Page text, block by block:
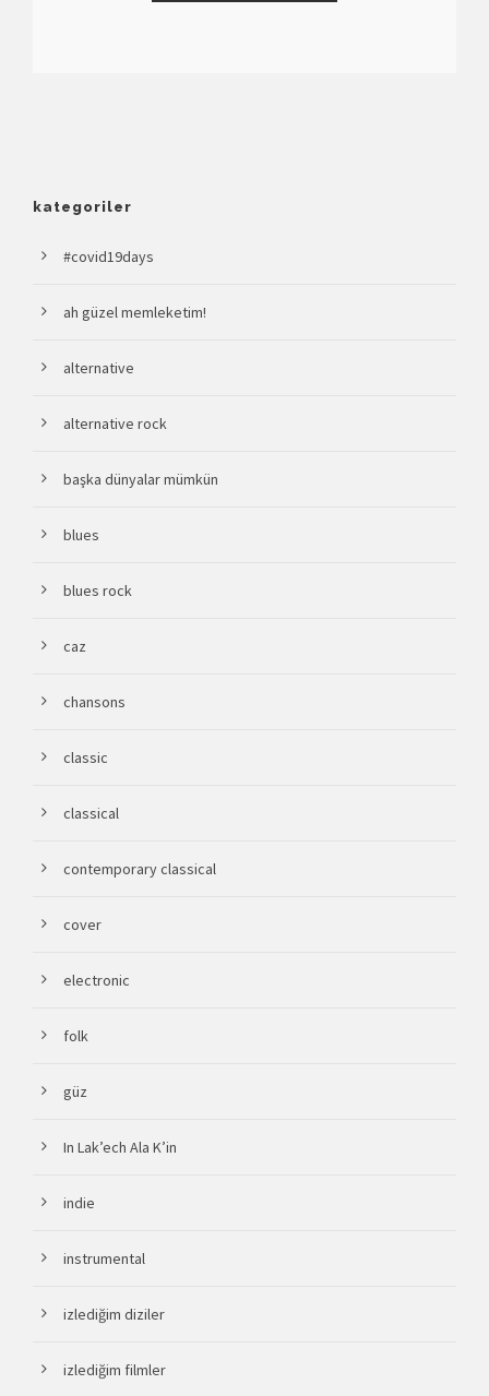
kategoriler
#covid19days
ah güzel memleketim!
alternative
alternative rock
başka dünyalar mümkün
blues
blues rock
caz
chansons
classic
classical
contemporary classical
cover
electronic
folk
güz
In Lak’ech Ala K’in
indie
instrumental
izlediğim diziler
izlediğim filmler